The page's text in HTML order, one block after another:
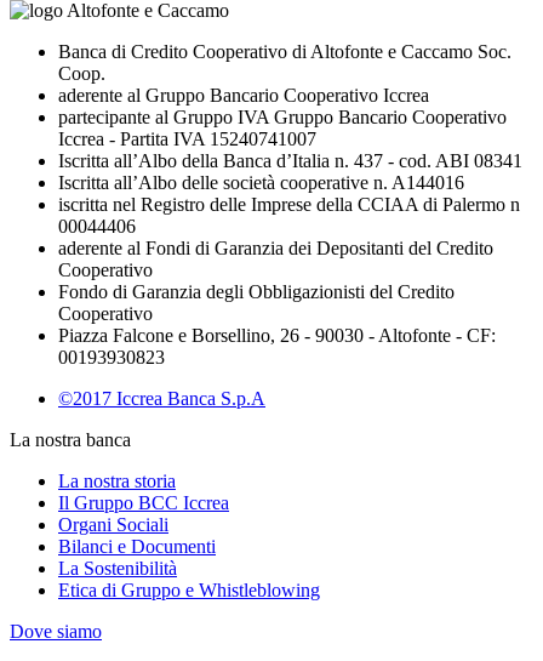
Banca di Credito Cooperativo di Altofonte e Caccamo Soc.
Coop.
aderente al Gruppo Bancario Cooperativo Iccrea
partecipante al Gruppo IVA Gruppo Bancario Cooperativo
Iccrea - Partita IVA 15240741007
Iscritta all’Albo della Banca d’Italia n. 437 - cod. ABI 08341
Iscritta all’Albo delle società cooperative n. A144016
iscritta nel Registro delle Imprese della CCIAA di Palermo n
00044406
aderente al Fondi di Garanzia dei Depositanti del Credito
Cooperativo
Fondo di Garanzia degli Obbligazionisti del Credito
Cooperativo
Piazza Falcone e Borsellino, 26 - 90030 - Altofonte - CF:
00193930823
©2017 Iccrea Banca S.p.A
La nostra banca
La nostra storia
Il Gruppo BCC Iccrea
Organi Sociali
Bilanci e Documenti
La Sostenibilità
Etica di Gruppo e Whistleblowing
Dove siamo